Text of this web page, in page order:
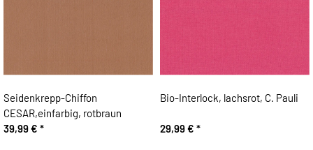
Seidenkrepp-Chiffon
CESAR,einfarbig, rotbraun
39,99 € *
Bio-Interlock, lachsrot, C. Pauli
29,99 € *